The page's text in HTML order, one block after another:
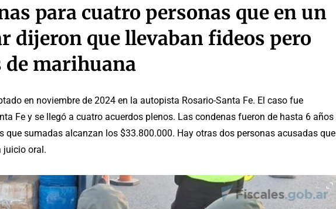
para cuatro personas que en un
dijeron que llevaban fideos pero
marihuana
en noviembre de 2024 en la autopista Rosario-Santa Fe. El caso fue
Fe y se llegó a cuatro acuerdos plenos. Las condenas fueron de hasta 6 años
que sumadas alcanzan los $33.800.000. Hay otras dos personas acusadas que
juicio oral.